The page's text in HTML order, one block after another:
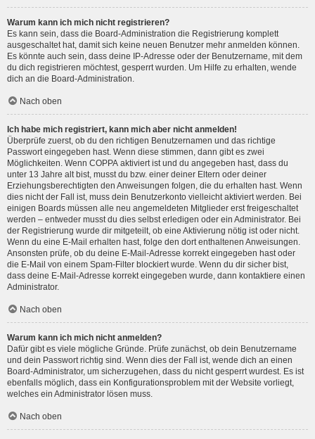
Warum kann ich mich nicht registrieren?
Es kann sein, dass die Board-Administration die Registrierung komplett
ausgeschaltet hat, damit sich keine neuen Benutzer mehr anmelden können.
Es könnte auch sein, dass deine IP-Adresse oder der Benutzername, mit dem
du dich registrieren möchtest, gesperrt wurden. Um Hilfe zu erhalten, wende
dich an die Board-Administration.
Nach oben
Ich habe mich registriert, kann mich aber nicht anmelden!
Überprüfe zuerst, ob du den richtigen Benutzernamen und das richtige
Passwort eingegeben hast. Wenn diese stimmen, dann gibt es zwei
Möglichkeiten. Wenn COPPA aktiviert ist und du angegeben hast, dass du
unter 13 Jahre alt bist, musst du bzw. einer deiner Eltern oder deiner
Erziehungsberechtigten den Anweisungen folgen, die du erhalten hast. Wenn
dies nicht der Fall ist, muss dein Benutzerkonto vielleicht aktiviert werden. Bei
einigen Boards müssen alle neu angemeldeten Mitglieder erst freigeschaltet
werden – entweder musst du dies selbst erledigen oder ein Administrator. Bei
der Registrierung wurde dir mitgeteilt, ob eine Aktivierung nötig ist oder nicht.
Wenn du eine E-Mail erhalten hast, folge den dort enthaltenen Anweisungen.
Ansonsten prüfe, ob du deine E-Mail-Adresse korrekt eingegeben hast oder
die E-Mail von einem Spam-Filter blockiert wurde. Wenn du dir sicher bist,
dass deine E-Mail-Adresse korrekt eingegeben wurde, dann kontaktiere einen
Administrator.
Nach oben
Warum kann ich mich nicht anmelden?
Dafür gibt es viele mögliche Gründe. Prüfe zunächst, ob dein Benutzername
und dein Passwort richtig sind. Wenn dies der Fall ist, wende dich an einen
Board-Administrator, um sicherzugehen, dass du nicht gesperrt wurdest. Es ist
ebenfalls möglich, dass ein Konfigurationsproblem mit der Website vorliegt,
welches ein Administrator lösen muss.
Nach oben